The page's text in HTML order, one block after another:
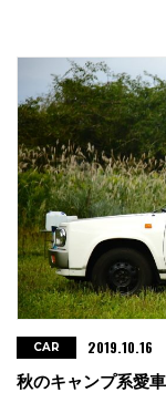
秋のキャンプ系愛
CAR 2019.10.16